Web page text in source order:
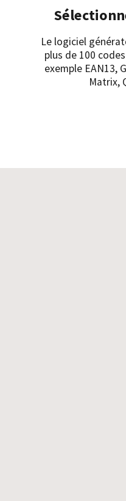
Le logiciel
plus de 100
exemple EAN13,
Matrix,